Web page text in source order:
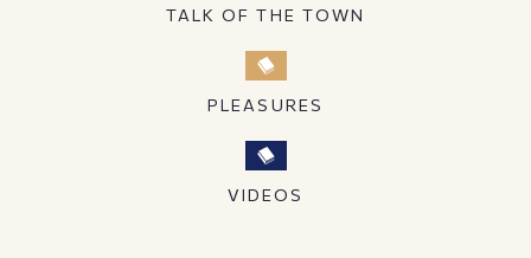
TALK OF THE TOWN
PLEASURES
VIDEOS